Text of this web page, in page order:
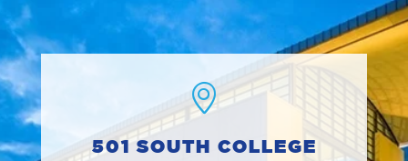
501 SOUTH COLLEGE